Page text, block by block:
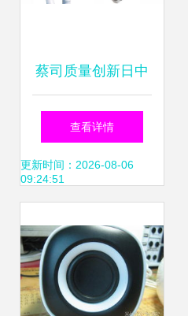
蔡司质量创新日中
国线上峰会开幕在
即 以技术转让引领
潮
查看详情
更新时间：2026-08-06
09:24:51